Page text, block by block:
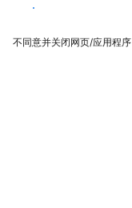
同意
不同意并关闭网页/应用程序